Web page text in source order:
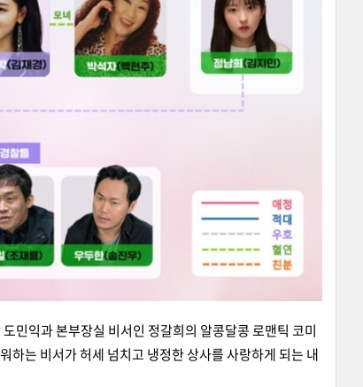
민익과 본부장실 비서인 정갈희의 알콩달콩 로맨틱 코미
하는 비서가 허세 넘치고 냉정한 상사를 사랑하게 되는 내